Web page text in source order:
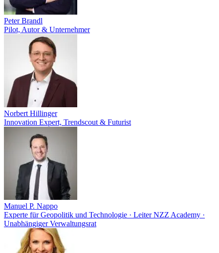
Peter Brandl
Pilot, Autor & Unternehmer
Norbert Hillinger
Innovation Expert, Trendscout & Futurist
Manuel P. Nappo
Experte für Geopolitik und Technologie · Leiter NZZ Academy ·
Unabhängiger Verwaltungsrat